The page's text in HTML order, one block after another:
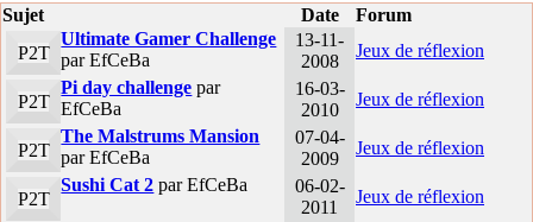
Sujet Date
Forum
P2T
Ultimate Gamer Challenge
par EfCeBa
13-11-
2008
Jeux de réflexion
P2T
Pi day challenge par
EfCeBa
16-03-
2010
Jeux de réflexion
P2T
The Malstrums Mansion
par EfCeBa
07-04-
2009
Jeux de réflexion
P2T
Sushi Cat 2 par EfCeBa
06-02-
2011
Jeux de réflexion